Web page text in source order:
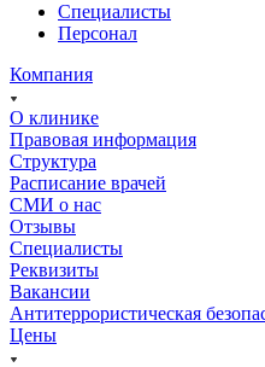
Специалисты
Персонал
Компания
О клинике
Правовая информация
Структура
Расписание врачей
СМИ о нас
Отзывы
Специалисты
Реквизиты
Вакансии
Антитеррористическая
Цены